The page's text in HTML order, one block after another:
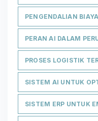
PENGENDALIAN
PERAN AI DALAM
PROSES LOGISTIK
SISTEM AI UNTUK
SISTEM ERP UNTUK